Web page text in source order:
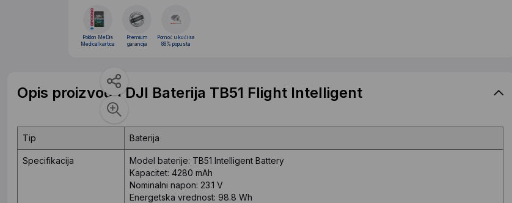
Poklon MeDis
Medical kartica
Premium
garancija
Pomoć u kući sa
88% popusta
Opis proizvoda DJI Baterija TB51 Flight Intelligent
Tip Baterija
Specifikacija
Model baterije: TB51 Intelligent Battery
Kapacitet: 4280 mAh
Nominalni napon: 23.1 V
Energetska vrednost: 98.8 Wh